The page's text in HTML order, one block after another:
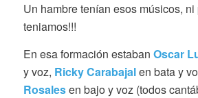
Un hambre tenían esos músicos,
teniamos!!!
En esa formación estaban Oscar
y voz, Ricky Carabajalen bata y
Rosalesen bajo y voz (todos